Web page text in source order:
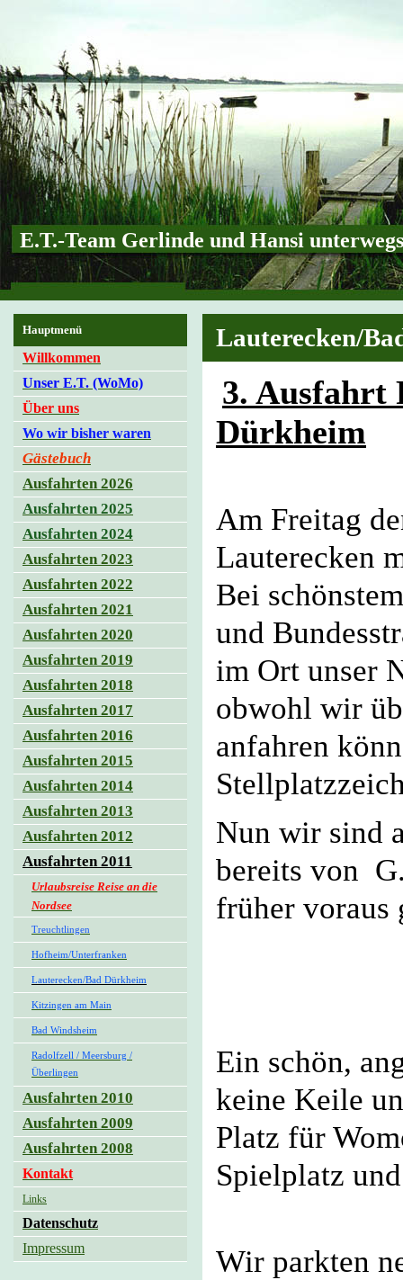
E.T.-Team Gerlinde und Hansi unterwegs
Hauptmenü
Willkommen
Unser E.T. (WoMo)
Über uns
Wo wir bisher waren
Gästebuch
Ausfahrten 2026
Ausfahrten 2025
Ausfahrten 2024
Ausfahrten 2023
Ausfahrten 2022
Ausfahrten 2021
Ausfahrten 2020
Ausfahrten 2019
Ausfahrten 2018
Ausfahrten 2017
Ausfahrten 2016
Ausfahrten 2015
Ausfahrten 2014
Ausfahrten 2013
Ausfahrten 2012
Ausfahrten 2011
Urlaubsreise Reise an die
Nordsee
Treuchtlingen
Hofheim/Unterfranken
Lauterecken/Bad Dürkheim
Kitzingen am Main
Bad Windsheim
Radolfzell / Meersburg /
Überlingen
Ausfahrten 2010
Ausfahrten 2009
Ausfahrten 2008
Kontakt
Links
Datenschutz
Impressum
Lauterecken/
3. Ausfahrt
Dürkheim
Am Freitag
Lauterecken
Bei
und
im Ort unser
obwohl wir
anfahren
Nun wir sind
bereits von
früher voraus
Ein schön,
keine Keile
Platz für
Spielplatz
Wir parkten